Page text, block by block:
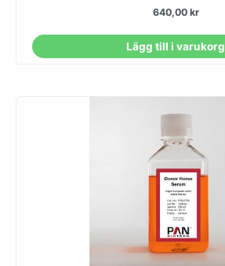
640,00 kr
Lägg till i varukorg